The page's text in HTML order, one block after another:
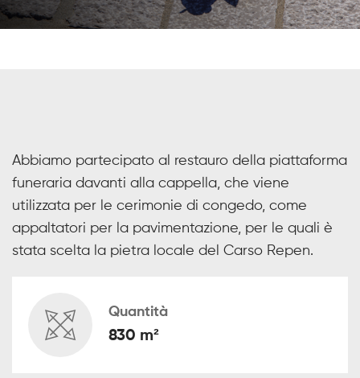
Abbiamo partecipato al restauro della piattaforma
funeraria davanti alla cappella, che viene
utilizzata per le cerimonie di congedo, come
appaltatori per la pavimentazione, per le quali è
stata scelta la pietra locale del Carso Repen.
Quantità
830 m²